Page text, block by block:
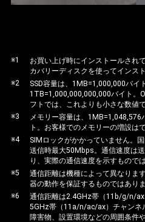
※1
お買い上げ時にインストールされ
カバリーディスクを使ってインス
※2
SSD容量は、1MB=1,000,000バイ
1TB=1,000,000,000,000バイト。
フトでは、これよりも小さな数値
※3
メモリー容量は、1MB=1,048,576
ト。お客様でのメモリーの増設は
※4
SIMロックがかかっていません。
送信時最大50Mbps。通信速度は
り、実際の通信速度を示すもので
※5
通信距離は機種によって異なりま
器の動作を保証するものではありま
※6
通信距離は2.4GHz帯（11b/g/n/ax
5GHz帯（11a/n/ac/ax）チャンネ
障害物、設置環境などの周囲条件